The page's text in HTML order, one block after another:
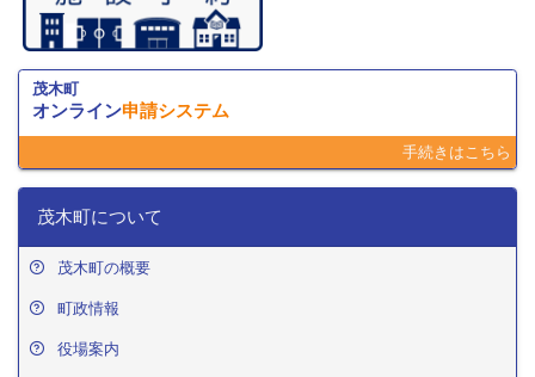
茂木町
オンライン申請システム
手続きはこちら
茂木町について
茂木町の概要
町政情報
役場案内